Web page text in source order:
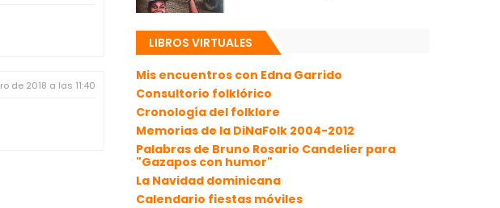
de 2018 a las 11:40
LIBROS VIRTUALES
Mis encuentros con Edna Garrido
Consultorio folklórico
Cronología del folklore
Memorias de la DiNaFolk 2004-2012
Palabras de Bruno Rosario Candelier para
"Gazapos con humor"
La Navidad dominicana
Calendario fiestas móviles